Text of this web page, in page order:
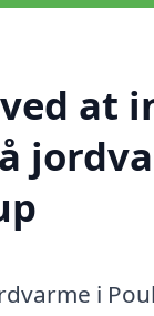
at
i